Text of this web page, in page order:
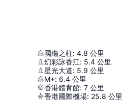
國殤之柱: 4.8 公里
幻彩詠香江: 5.4 公里
星光大道: 5.9 公里
M+: 6.4 公里
香港體育館: 7 公里
香港國際機場: 25.8 公里